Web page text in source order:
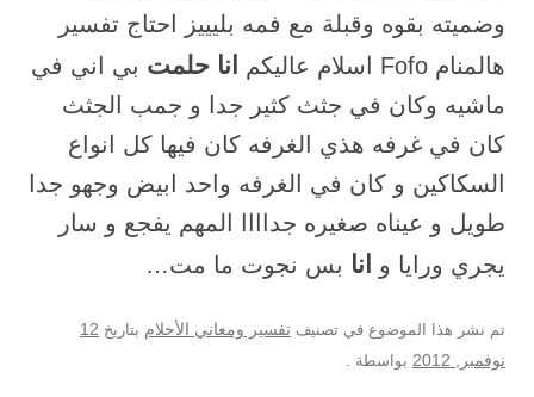
وضميته بقوه وقبلة مع فمه بليييز احتاج تفسير
هالمنام Fofo اسلام عاليكم
انا حلمت بي اني في
ماشيه وكان في جثث كثير جدا و جمب الجثث
كان في غرفه هذي الغرفه كان فيها كل انواع
السكاكين و كان في الغرفه واحد ابيض وجهو جدا
طويل و عيناه صغيره جداااا المهم يفجع و سار
يجري ورايا و
انا بس نجوت ما مت…
تم نشر هذا الموضوع في تصنيف تفسير ومعاني الأحلام بتاريخ 12
نوفمبر, 2012
بواسطة .